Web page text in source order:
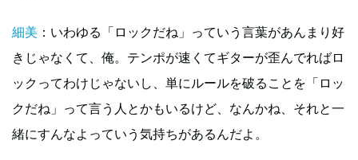
細美 ：いわゆる「ロックだね」っていう言葉があんまり好
きじゃなくて、俺。テンポが速くてギターが歪んでればロ
ックってわけじゃないし、単にルールを破ることを「ロッ
クだね」って言う人とかもいるけど、なんかね、それと一
緒にすんなよっていう気持ちがあるんだよ。